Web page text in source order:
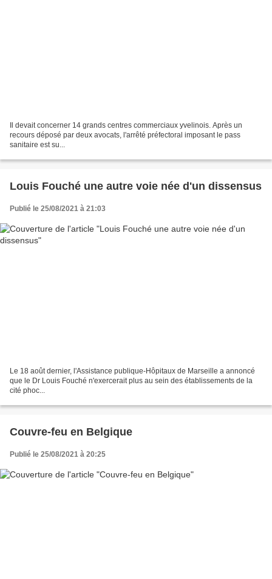
Il devait concerner 14 grands centres commerciaux yvelinois. Après un
recours déposé par deux avocats, l'arrêté préfectoral imposant le pass
sanitaire est su...
Louis Fouché une autre voie née d'un dissensus
Publié le 25/08/2021 à 21:03
Le 18 août dernier, l'Assistance publique-Hôpitaux de Marseille a annoncé
que le Dr Louis Fouché n'exercerait plus au sein des établissements de la
cité phoc...
Couvre-feu en Belgique
Publié le 25/08/2021 à 20:25